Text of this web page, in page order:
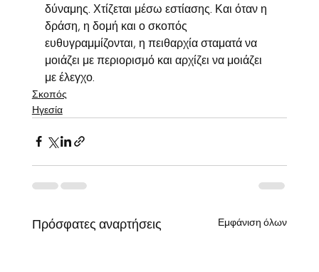
δύναμης. Χτίζεται μέσω εστίασης. Και όταν η
δράση, η δομή και ο σκοπός
ευθυγραμμίζονται, η πειθαρχία σταματά να
μοιάζει με περιορισμό και αρχίζει να μοιάζει
με έλεγχο.
Σκοπός
Ηγεσία
Πρόσφατες αναρτήσεις Εμφάνιση όλων